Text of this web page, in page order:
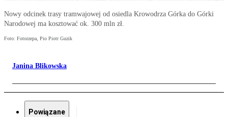
Nowy odcinek trasy tramwajowej od osiedla Krowodrza Górka do Górki
Narodowej ma kosztować ok. 300 mln zł.
Foto: Fotorzepa, Pio Piotr Guzik
Janina Blikowska
Powiązane